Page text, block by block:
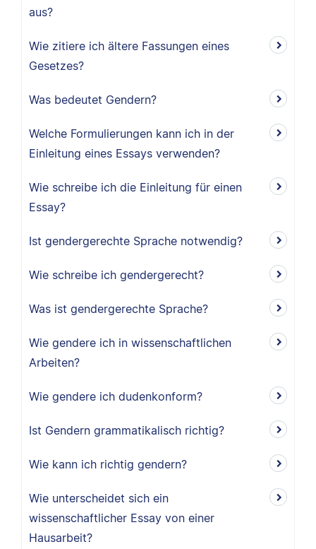
aus?
Wie zitiere ich ältere Fassungen eines
Gesetzes?
Was bedeutet Gendern?
Welche Formulierungen kann ich in der
Einleitung eines Essays verwenden?
Wie schreibe ich die Einleitung für einen
Essay?
Ist gendergerechte Sprache notwendig?
Wie schreibe ich gendergerecht?
Was ist gendergerechte Sprache?
Wie gendere ich in wissenschaftlichen
Arbeiten?
Wie gendere ich dudenkonform?
Ist Gendern grammatikalisch richtig?
Wie kann ich richtig gendern?
Wie unterscheidet sich ein
wissenschaftlicher Essay von einer
Hausarbeit?